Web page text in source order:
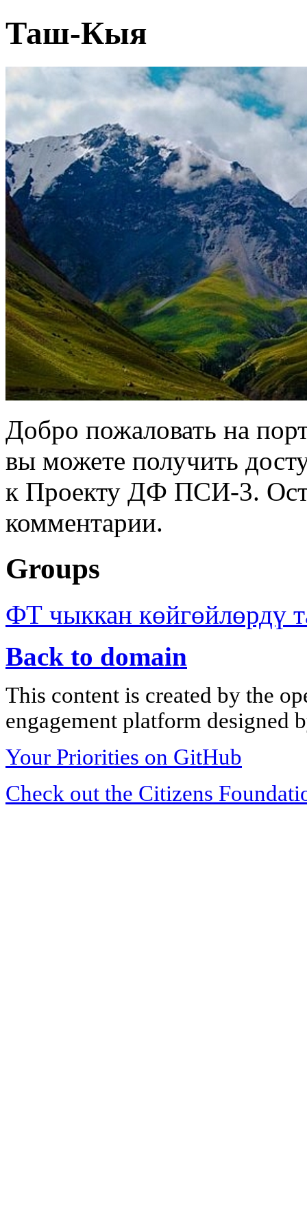
Таш-Кыя
Добро пожаловать на
вы можете получить
к Проекту ДФ ПСИ-3.
комментарии.
Groups
ФТ чыккан көйгөйлөрдү
Back to domain
This content is created by the
engagement platform designed
Your Priorities on GitHub
Check out the Citizens